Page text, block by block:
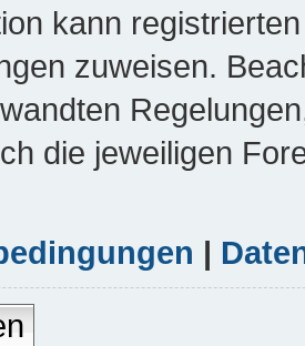
kann
zuweisen.
die jeweiligen
|